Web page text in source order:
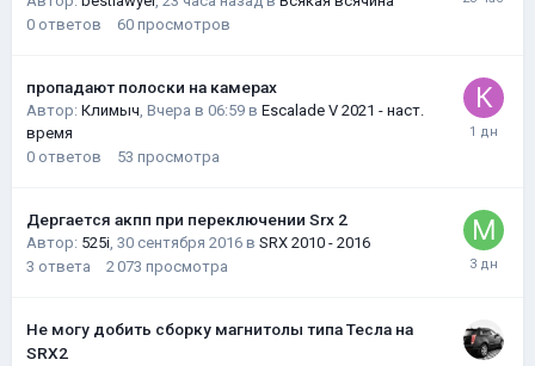
0 ответов 60 просмотров
пропадают полоски на камерах
Автор: Климыч, Вчера в 06:59 в Escalade V 2021 - наст.
время
0 ответов 53 просмотра
Дергается акпп при переключении Srx 2
Автор: 525i, 30 сентября 2016 в SRX 2010 - 2016
3 ответа 2 073 просмотра
Не могу добить сборку магнитолы типа Тесла на
SRX2